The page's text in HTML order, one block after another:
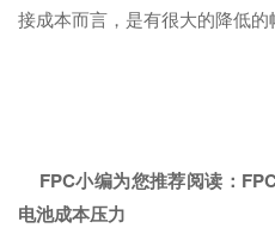
接成本而言，是有很大的降低的
FPC小编为您推荐阅读：
电池成本压力